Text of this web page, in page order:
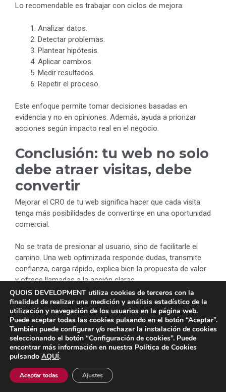
Lo recomendable es trabajar con ciclos de mejora:
Analizar datos.
Detectar problemas.
Plantear hipótesis.
Aplicar cambios.
Medir resultados.
Repetir el proceso.
Este enfoque permite tomar decisiones basadas en
evidencia y no en opiniones. Además, ayuda a priorizar
acciones según impacto real en el negocio.
Conclusión: tu web no solo
debe atraer visitas, debe
convertir
Mejorar el CRO de tu web significa hacer que cada visita
tenga más posibilidades de convertirse en una oportunidad
comercial.
No se trata de presionar al usuario, sino de facilitarle el
camino. Una web optimizada responde dudas, transmite
confianza, carga rápido, explica bien la propuesta de valor
y ofrece llamadas a la acción claras.
Si ya estás invirtiendo en SEO, Google Ads, redes sociales
o email marketing, mejorar la conversión puede multiplicar
el rendimiento de todo ese esfuerzo. Porque cada visita
que llega a tu web tiene un coste, ya sea económico,
estratégico o de tiempo. El CRO te ayuda a aprovecharla
mejor.
En Quois diseñamos y optimizamos páginas web con una
QUOIS DEVELOPMENT utiliza cookies de terceros con la
finalidad de realizar una medición y análisis estadístico de la
utilización y navegación de los usuarios en la página web.
Puede aceptar todas las cookies pulsando en el botón “Aceptar”.
También puede configurar y/o rechazar la instalación de cookies
seleccionando el botón “Configuración de cookies”. Puede
encontrar más información en nuestra Política de Cookies
pulsando AQUÍ.
Aceptar todas Ajustes